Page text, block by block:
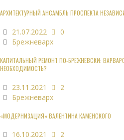
АРХИТЕКТУРНЫЙ АНСАМБЛЬ ПРОСПЕКТА
21.07.2022
0
Брежневарх
КАПИТАЛЬНЫЙ РЕМОНТ ПО-БРЕЖНЕВСКИ:
НЕОБХОДИМОСТЬ?
23.11.2021
2
Брежневарх
«МОДЕРНИЗАЦИЯ» ВАЛЕНТИНА КАМЕНСКОГО
16.10.2021
2